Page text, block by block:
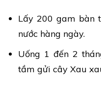
Lấy 200 gam bàn
nước hàng ngày.
Uống 1 đến 2
tầm gửi cây Xau